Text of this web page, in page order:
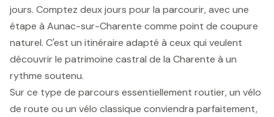
jours. Comptez deux jours pour la parcourir, avec une
étape à Aunac-sur-Charente comme point de coupure
naturel. C'est un itinéraire adapté à ceux qui veulent
découvrir le patrimoine castral de la Charente à un
rythme soutenu.
Sur ce type de parcours essentiellement routier, un vélo
de route ou un vélo classique conviendra parfaitement,